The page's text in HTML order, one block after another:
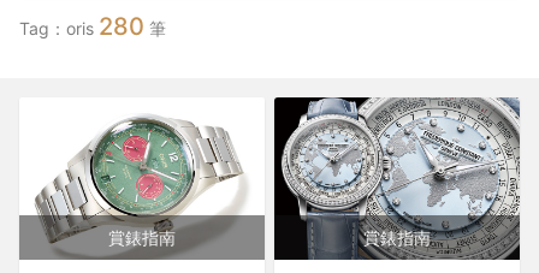
Tag：oris 280 筆
賞錶指南 賞錶指南